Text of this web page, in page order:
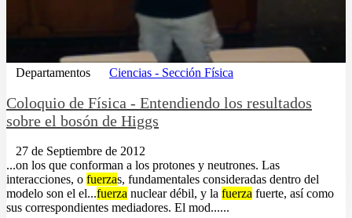
Departamentos Ciencias - Sección Física
Coloquio de Física - Entendiendo los resultados
sobre el bosón de Higgs
27 de Septiembre de 2012
...on los que conforman a los protones y neutrones. Las
interacciones, o fuerzas, fundamentales consideradas dentro del
modelo son el el...fuerza nuclear débil, y la fuerza fuerte, así como
sus correspondientes mediadores. El mod......